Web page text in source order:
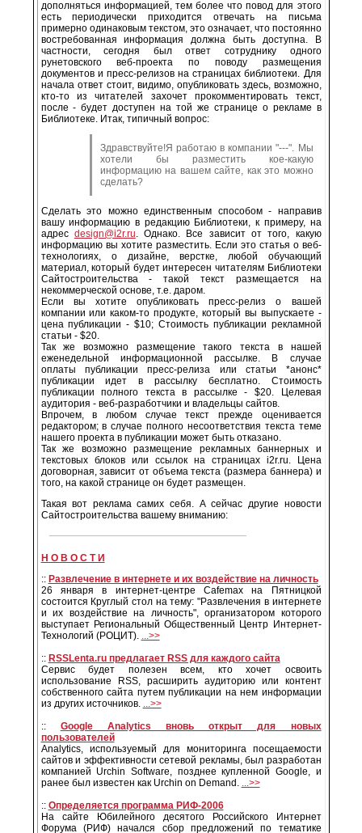
дополняться информацией, тем более что повод для этого
есть периодически приходится отвечать на письма
примерно одинаковым текстом, это означает, что постоянно
востребованная информация должна быть доступна. В
частности, сегодня был ответ сотруднику одного
рунетовского веб-проекта по поводу размещения
документов и пресс-релизов на страницах библиотеки. Для
начала ответ стоит, видимо, опубликовать здесь, возможно,
кто-то из читателей захочет прокомментировать текст,
после - будет доступен на той же странице о рекламе в
Библиотеке. Итак, типичный вопрос:
Здравствуйте!Я работаю в компании "---". Мы
хотели бы разместить кое-какую
информацию на вашем сайте, как это можно
сделать?
Сделать это можно единственным способом - направив
вашу информацию в редакцию Библиотеки, к примеру, на
адрес design@i2r.ru. Однако. Все зависит от того, какую
информацию вы хотите разместить. Если это статья о веб-
технологиях, о дизайне, верстке, любой обучающий
материал, который будет интересен читателям Библиотеки
Сайтостроительства - такой текст размещается на
некоммерческой основе, т.е. даром.
Если вы хотите опубликовать пресс-релиз о вашей
компании или каком-то продукте, который вы выпускаете -
цена публикации - $10; Стоимость публикации рекламной
статьи - $20.
Так же возможно размещение такого текста в нашей
еженедельной информационной рассылке. В случае
оплаты публикации пресс-релиза или статьи *анонс*
публикации идет в рассылку бесплатно. Стоимость
публикации полного текста в рассылке - $20. Целевая
аудитория - веб-разработчики и владельцы сайтов.
Впрочем, в любом случае текст прежде оценивается
редактором; в случае полного несоответствия текста теме
нашего проекта в публикации может быть отказано.
Так же возможно размещение рекламных баннерных и
текстовых блоков или ссылок на страницах i2r.ru. Цена
договорная, зависит от объема текста (размера баннера) и
того, на какой странице он будет размещен.
Такая вот реклама самих себя. А сейчас другие новости
Сайтостроительства вашему вниманию:
Н O B O C T И
:: Развлечение в интернете и их воздействие на личность
26 января в интернет-центре Cafemax на Пятницкой
состоится Круглый стол на тему: "Развлечения в интернете
и их воздействие на личность", организатором которого
выступает Региональный Общественный Центр Интернет-
Технологий (РОЦИТ). ...>>
:: RSSLenta.ru предлагает RSS для каждого сайта
Сервис будет полезен всем, кто хочет освоить
использование RSS, расширить аудиторию или контент
собственного сайта путем публикации на нем информации
из других источников. ...>>
:: Google Analytics вновь открыт для новых
пользователей
Analytics, используемый для мониторинга посещаемости
сайтов и эффективности сетевой рекламы, был разработан
компанией Urchin Software, позднее купленной Google, и
ранее был известен как Urchin on Demand. ...>>
:: Определяется программа РИФ-2006
На сайте Юбилейного десятого Российского Интернет
Форума (РИФ) начался сбор предложений по тематике